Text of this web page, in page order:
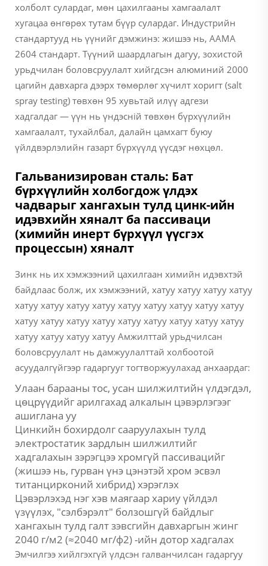
холболт сулардаг, мөн цахилгааны хамгаалалт
хугацаа өнгөрөх тутам бүүр сулардаг. Индустрийн
стандартууд нь үүнийг дэмжинэ: жишээ нь, AAMA
2604 стандарт. Түүний шаардлагын дагуу, зохистой
урьдчилан боловсруулалт хийгдсэн алюминий 2000
цагийн давхарга дээрх төмөрлөг хүчилт хоригт (salt
spray testing) төвхөн 95 хувьтай илүү адгези
хадгалдаг — үүн нь үндэсній төвхөн бүрхүүлийн
хамгаалалт, тухайлбал, далайн цамхагт буюу
үйлдвэрлэлийн газарт бүрхүүлд үүсдэг нөхцөл.
Гальванизирован сталь: Бат
бүрхүүлийн холбогдож үлдэх
чадварыг хангахын тулд цинк-ийн
идэвхийн хяналт ба пассиваци
(химийн инерт бүрхүүл үүсгэх
процессын) хяналт
Зинк нь их хэмжээний цахилгаан химийн идэвхтэй
байдлаас болж, их хэмжээний, хатуу хатуу хатуу хатуу
хатуу хатуу хатуу хатуу хатуу хатуу хатуу хатуу хатуу
хатуу хатуу хатуу хатуу хатуу хатуу хатуу хатуу хатуу
хатуу хатуу хатуу хатуу Амжилттай урьдчилсан
боловсруулалт нь дамжуулалттай холбоотой
асуудалгүйгээр гадаргууг тогтворжуулахад анхаардаг:
Улаан барааны тос, усан шилжилтийн үлдэгдэл,
цөцрүүдийг арилгахад алкалын цэвэрлэгээг
ашиглана уу
Цинкийн бохирдолг сааруулахын тулд
электростатик зардлын шилжилтийг
хадгалахын зэрэгцээ хромгүй пассивацийг
(жишээ нь, гурван үнэ цэнэтэй хром эсвэл
титанцирконий хибрид) хэрэглэх
Цэвэрлэхэд нэг хэв маягаар хариу үйлдэл
үзүүлэх, "сэлбэрэлт" болзошгүй байдлыг
хангахын тулд галт зэвсгийн давхаргын жинг
2040 г/м2 (≈2040 мг/ф2) -ийн дотор хадгалах
Эмчилгээ хийлгэхгүй үлдсэн галванчилсан гадаргуу